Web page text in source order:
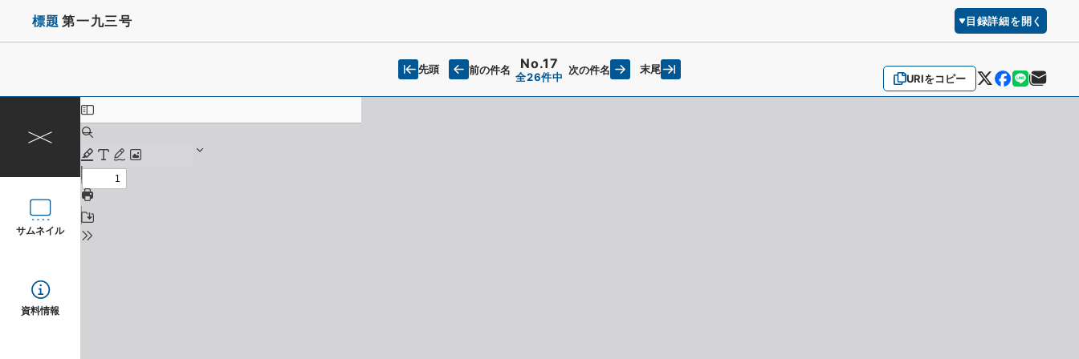
標題 第一九三号 目録詳細を開く
URIをコピー
先頭 前の件名 No.17
全26件中
次の件名 末尾
サムネイル
資料情報